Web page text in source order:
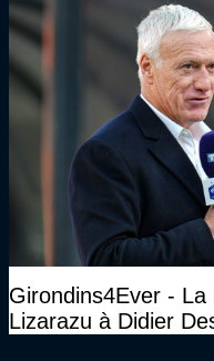
Girondins4Ever -
Lizarazu à Didier